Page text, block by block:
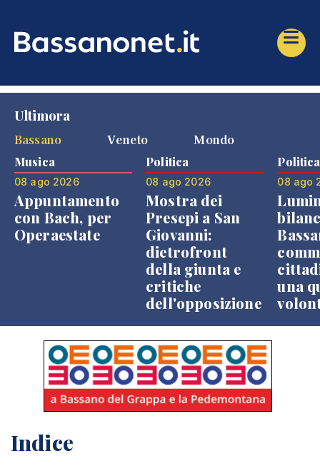
Ultimora
Bassano
Veneto Mondo
Musica
08 ago 2026
Appuntamento
con Bach, per
Operaestate
Politica
08 ago 2026
Mostra dei
Presepi a San
Giovanni:
dietrofront
della giunta e
critiche
dell'opposizione
Politica
08 ago
una
Indice